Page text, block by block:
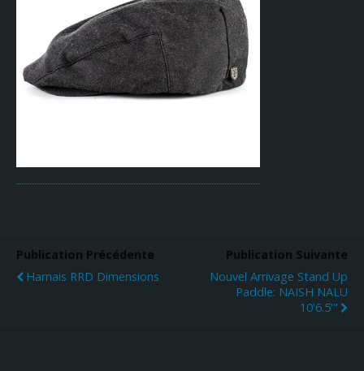
Publication Précédente
Harnais RRD Dimensions
Publication Suivante
Nouvel Arrivage Stand Up
Paddle: NAISH NALU
10'6.5'"